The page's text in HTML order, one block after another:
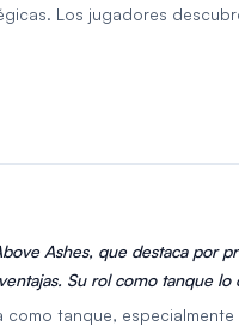
Los jugadores
Ashes, que destaca por
Su rol como tanque
del equipo.
tanque,